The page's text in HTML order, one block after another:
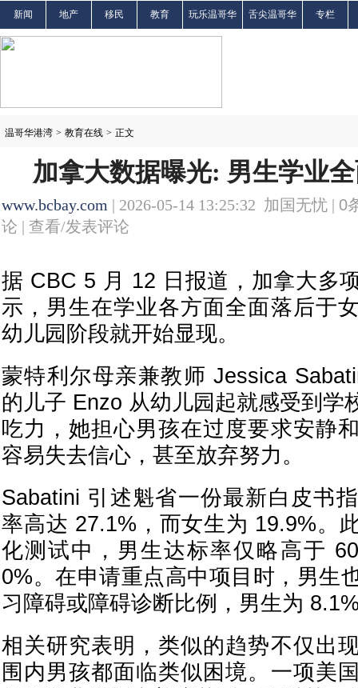
新闻 地产 移民 教育 玩乐温哥华 舌尖温哥华 专栏
温哥华港湾 > 教育在线 > 正文
加拿大数据曝光: 男生学业
www.bcbay.com | 2026-05-14 13:25:32 加国无忧 | 0
论 | 查看/发表评论
据 CBC 5 月 12 日报道，加拿大多
示，男生在学业各方面全面落后于
幼儿园阶段就开始显现。
蒙特利尔母亲兼教师 Jessica
的儿子 Enzo 从幼儿园起就感受到学
吃力，她担心男孩在过度要求安静
容易失去信心，甚至放弃努力。
Sabatini 引述魁省一份最新白皮书
率高达 27.1%，而女生为 19.9%。
化测试中，男生达标率仅略高于
0%。在申请重点高中项目时，男生
习障碍或障碍诊断比例，男生为
相关研究表明，类似的趋势不仅出
围内男孩都面临类似困境。一项美